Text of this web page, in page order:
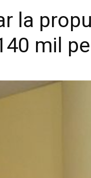
la
mil